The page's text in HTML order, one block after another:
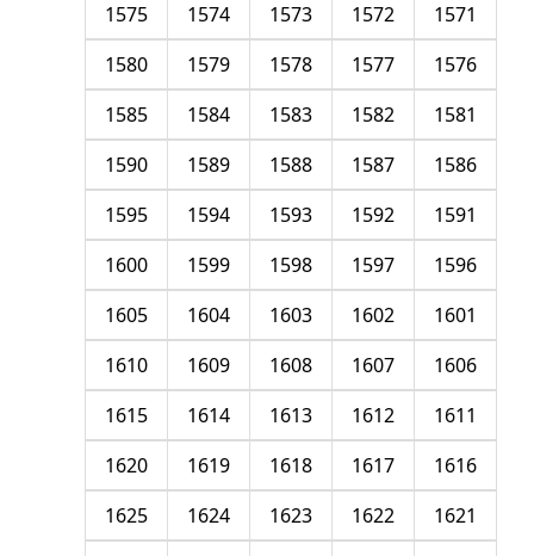
1571
1572
1573
1574
1575
1576
1577
1578
1579
1580
1581
1582
1583
1584
1585
1586
1587
1588
1589
1590
1591
1592
1593
1594
1595
1596
1597
1598
1599
1600
1601
1602
1603
1604
1605
1606
1607
1608
1609
1610
1611
1612
1613
1614
1615
1616
1617
1618
1619
1620
1621
1622
1623
1624
1625